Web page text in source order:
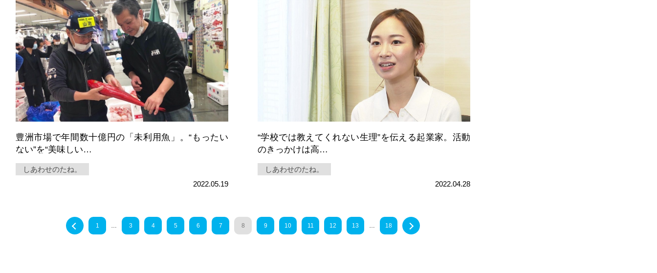
豊洲市場で年間数十億円の「未利⽤⿂」。“もったい
ない”を“美味しい…
しあわせのたね。
2022.05.19
“学校では教えてくれない生理”を伝える起業家。活動
のきっかけは高…
しあわせのたね。
2022.04.28
« Back
1 … 3 4 5 6 7 8 9 10 11 12 13 … 18